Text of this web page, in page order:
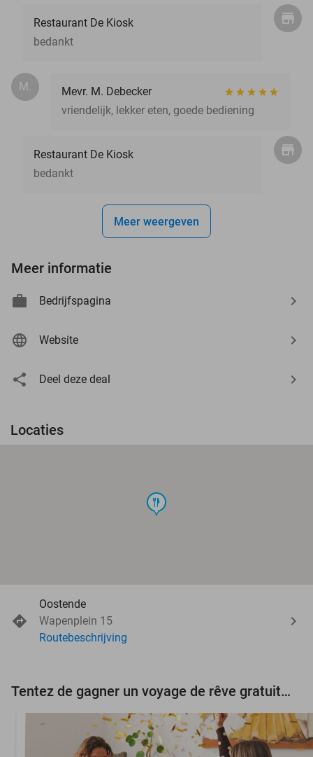
Restaurant De Kiosk
bedankt
M.
Mevr. M. Debecker
vriendelijk, lekker eten, goede bediening
Restaurant De Kiosk
bedankt
Meer weergeven
Meer informatie
Bedrijfspagina
Website
Deel deze deal
Locaties
food
Oostende
Wapenplein 15
Routebeschrijving
Tentez de gagner un voyage de rêve gratuit d'une valeur de 3.000 € !